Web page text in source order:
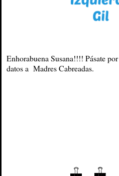
Enhorabuena Susana!!!! Pásate por
datos a Madres Cabreadas.